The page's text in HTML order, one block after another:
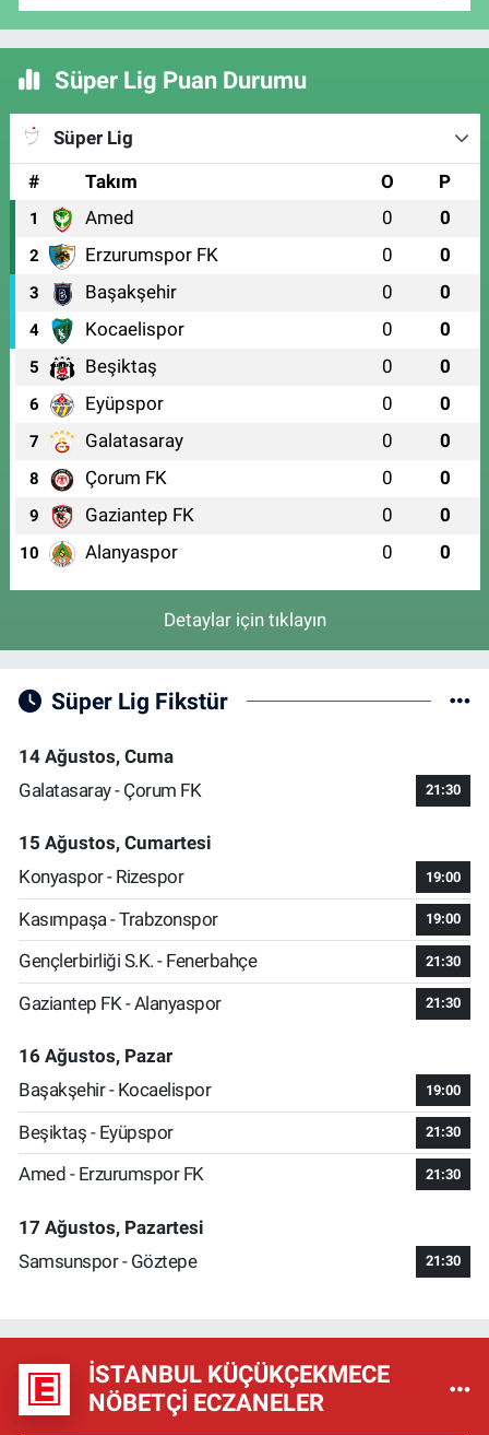
Süper Lig Puan Durumu
Süper Lig
#
Takım O P
1 Amed 0 0
2 Erzurumspor FK 0 0
3 Başakşehir 0 0
4 Kocaelispor 0 0
5 Beşiktaş 0 0
6 Eyüpspor 0 0
7 Galatasaray 0 0
8 Çorum FK 0 0
9 Gaziantep FK 0 0
10 Alanyaspor 0 0
Detaylar için tıklayın
Süper Lig Fikstür
14 Ağustos, Cuma
Galatasaray - Çorum FK
21:30
15 Ağustos, Cumartesi
Konyaspor - Rizespor
19:00
Kasımpaşa - Trabzonspor 19:00
Gençlerbirliği S.K. - Fenerbahçe 21:30
Gaziantep FK - Alanyaspor 21:30
16 Ağustos, Pazar
Başakşehir - Kocaelispor
19:00
Beşiktaş - Eyüpspor 21:30
Amed - Erzurumspor FK 21:30
17 Ağustos, Pazartesi
Samsunspor - Göztepe
21:30
İSTANBUL KÜÇÜKÇEKMECE
NÖBETÇI ECZANELER